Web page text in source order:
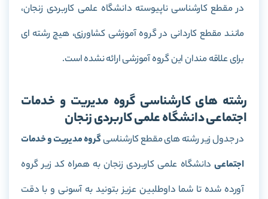
در مقطع کارشناسی ناپیوسته دانشگاه علمی کاربردی زنجان،
مانند مقطع کاردانی در گروه آموزشی کشاورزی، هیچ رشته ای
برای علاقه مندان این گروه آموزشی ارائه نشده است.
رشته های کارشناسی گروه مدیریت و خدمات
اجتماعی دانشگاه علمی کاربردی زنجان
در جدول زیر رشته های مقطع کارشناسیگروه مدیریت و خدمات
اجتماعیدانشگاه علمی کاربردی زنجان به همراه کد زیر گروه
آورده شده تا شما داوطلبین عزیز بتونید به آسونی و با دقت